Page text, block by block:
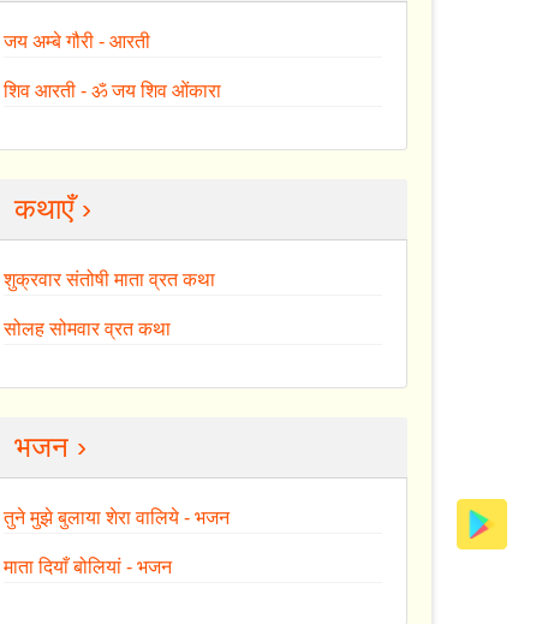
जय अम्बे गौरी - आरती
शिव आरती - ॐ जय शिव ओंकारा
कथाएँ ›
शुक्रवार संतोषी माता व्रत कथा
सोलह सोमवार व्रत कथा
भजन ›
तुने मुझे बुलाया शेरा वालिये - भजन
माता दियाँ बोलियां - भजन